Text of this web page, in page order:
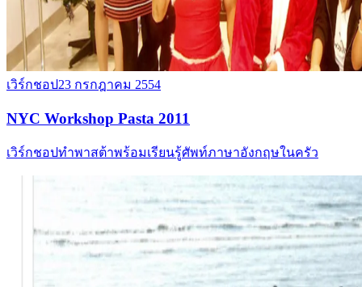
เวิร์กชอป23 กรกฎาคม 2554
NYC Workshop Pasta 2011
เวิร์กชอปทำพาสต้าพร้อมเรียนรู้ศัพท์ภาษาอังกฤษในครัว